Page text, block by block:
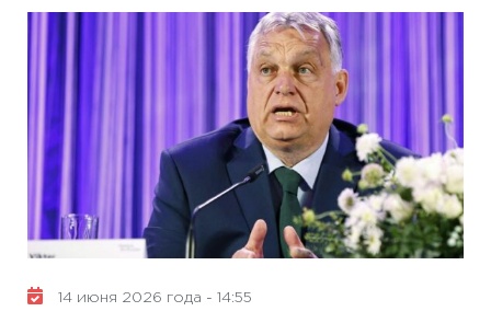
14 июня 2026 года - 14:55